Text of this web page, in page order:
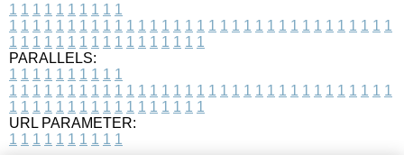
1 1 1 1 1 1 1 1 1 1
1 1 1 1 1 1 1 1 1 1 1 1 1 1 1 1 1 1 1 1 1 1 1 1 1 1 1 1 1 1 1 1 1
1 1 1 1 1 1 1 1 1 1 1 1 1 1 1 1 1
PARALLELS:
1 1 1 1 1 1 1 1 1 1
1 1 1 1 1 1 1 1 1 1 1 1 1 1 1 1 1 1 1 1 1 1 1 1 1 1 1 1 1 1 1 1 1
1 1 1 1 1 1 1 1 1 1 1 1 1 1 1 1 1
URL PARAMETER:
1 1 1 1 1 1 1 1 1 1